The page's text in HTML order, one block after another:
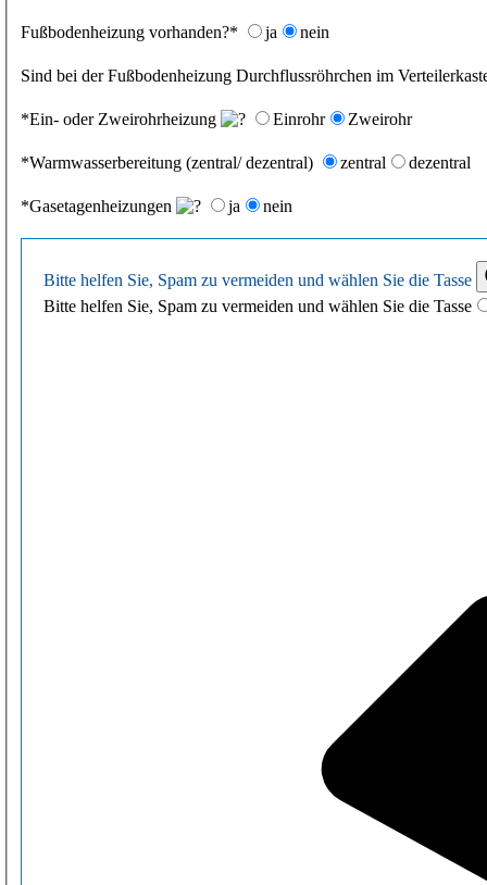
Fußbodenheizung vorhanden?* ja nein
Sind bei der Fußbodenheizung Durchflussröhrchen im
*Ein- oder Zweirohrheizung Einrohr Zweirohr
*Warmwasserbereitung (zentral/ dezentral) zentral dezentral
*Gasetagenheizungen ja nein
Bitte helfen Sie, Spam zu vermeiden und wählen Sie die Tasse
Bitte helfen Sie, Spam zu vermeiden und wählen Sie die Tasse